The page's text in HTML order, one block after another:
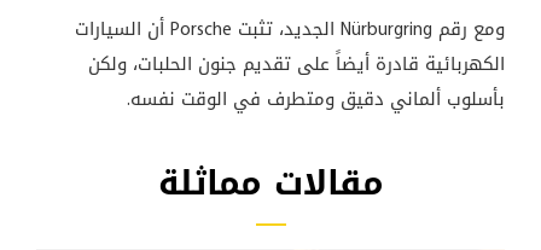
ومع رقم Nürburgring الجديد، تثبت Porsche أن السيارات
الكهربائية قادرة أيضاً على تقديم جنون الحلبات، ولكن
بأسلوب ألماني دقيق ومتطرف في الوقت نفسه.
مقالات مماثلة